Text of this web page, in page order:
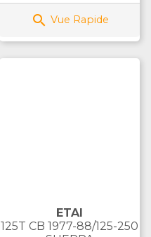
 Vue Rapide
ETAI
125T CB 1977-88/125-250